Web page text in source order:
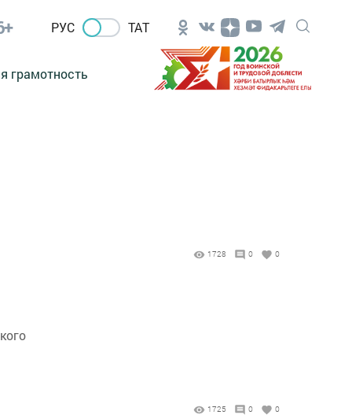
РУС ТАТ
грамотность
1728 0 0
1725 0 0